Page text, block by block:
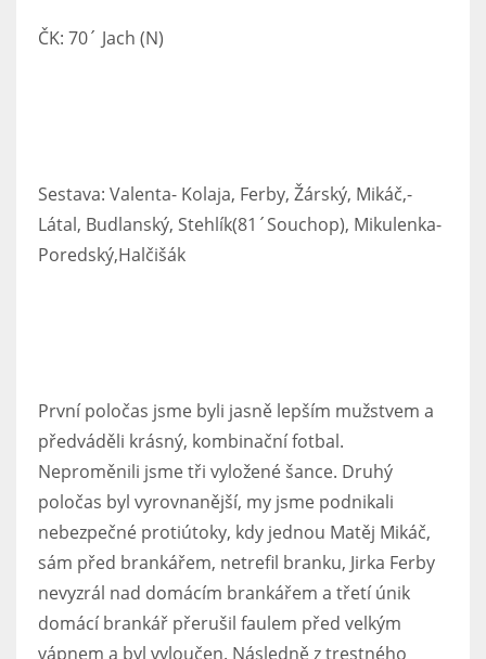
ČK: 70´ Jach (N)
Sestava: Valenta- Kolaja, Ferby, Žárský, Mikáč,-
Látal, Budlanský, Stehlík(81´Souchop), Mikulenka-
Poredský,Halčišák
První poločas jsme byli jasně lepším mužstvem a
předváděli krásný, kombinační fotbal.
Neproměnili jsme tři vyložené šance. Druhý
poločas byl vyrovnanější, my jsme podnikali
nebezpečné protiútoky, kdy jednou Matěj Mikáč,
sám před brankářem, netrefil branku, Jirka Ferby
nevyzrál nad domácím brankářem a třetí únik
domácí brankář přerušil faulem před velkým
vápnem a byl vyloučen. Následně z trestného